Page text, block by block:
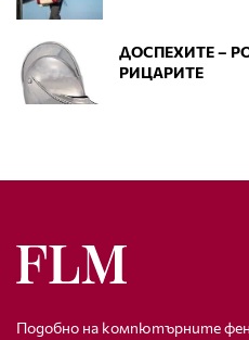
ДОСПЕХИТЕ –
РИЦАРИТЕ
Подобно на компютърните